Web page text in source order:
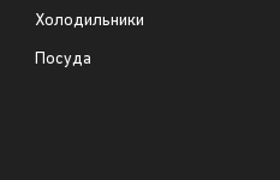
Холодильники
Посуда